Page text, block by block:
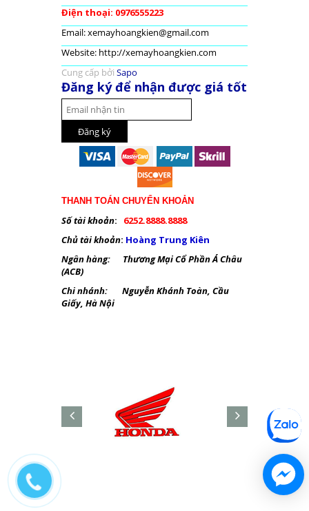
Điện thoại: 0976555223
Email: xemayhoangkien@gmail.com
Website: http://xemayhoangkien.com
Cung cấp bởi Sapo
Đăng ký để nhận được giá tốt
THANH TOÁN CHUYỂN KHOẢN
Số tài khoản:
6252.8888.8888
Chủ tài khoản: Hoàng Trung Kiên
Ngân hàng: Thương Mại Cổ Phần Á Châu
(ACB)
Chi nhánh: Nguyễn Khánh Toàn, Cầu
Giấy, Hà Nội